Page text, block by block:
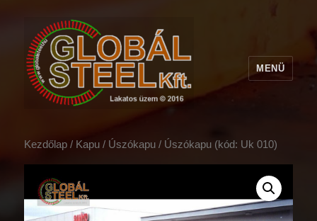
MENÜ
Kezdőlap / Kapu / Úszókapu / Úszókapu (kód: Uk 010)